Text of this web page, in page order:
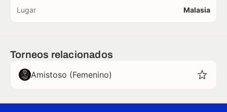
Lugar Malasia
Torneos relacionados
Amistoso (Femenino)